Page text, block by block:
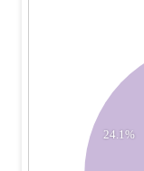
24.1%